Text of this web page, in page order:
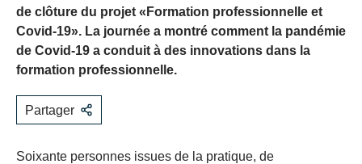
de clôture du projet «Formation professionnelle et
Covid-19». La journée a montré comment la pandémie
de Covid-19 a conduit à des innovations dans la
formation professionnelle.
Partager
Soixante personnes issues de la pratique, de